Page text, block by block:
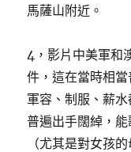
馬薩山附近。
4，影片中美軍和
件，這在當時相
軍容、制服、薪
普遍出手闊綽，
（尤其是對女孩